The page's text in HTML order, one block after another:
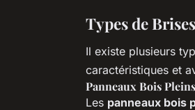
Types de
Il existe plusieurs
caractéristiques et
Panneaux Bois Pleins
Les panneaux bois